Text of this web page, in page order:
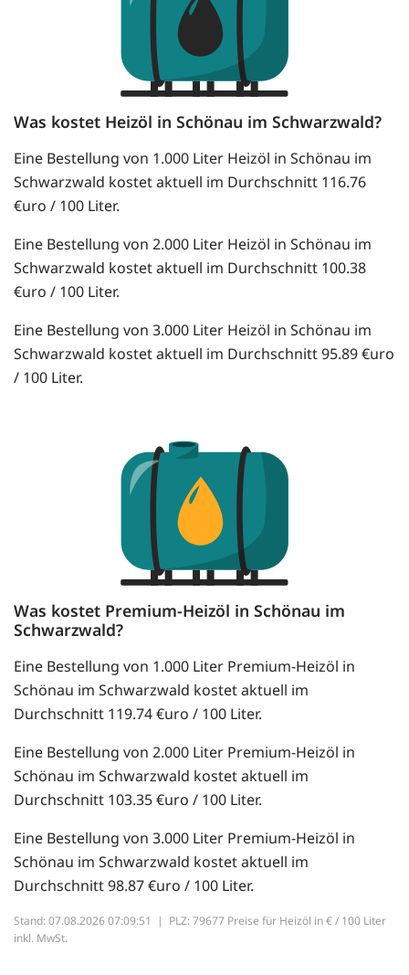
Was kostet Heizöl in Schönau im Schwarzwald?
Eine Bestellung von 1.000 Liter Heizöl in Schönau im
Schwarzwald kostet aktuell im Durchschnitt 116.76
€uro / 100 Liter.
Eine Bestellung von 2.000 Liter Heizöl in Schönau im
Schwarzwald kostet aktuell im Durchschnitt 100.38
€uro / 100 Liter.
Eine Bestellung von 3.000 Liter Heizöl in Schönau im
Schwarzwald kostet aktuell im Durchschnitt 95.89 €uro
/ 100 Liter.
Was kostet Premium-Heizöl in Schönau im
Schwarzwald?
Eine Bestellung von 1.000 Liter Premium-Heizöl in
Schönau im Schwarzwald kostet aktuell im
Durchschnitt 119.74 €uro / 100 Liter.
Eine Bestellung von 2.000 Liter Premium-Heizöl in
Schönau im Schwarzwald kostet aktuell im
Durchschnitt 103.35 €uro / 100 Liter.
Eine Bestellung von 3.000 Liter Premium-Heizöl in
Schönau im Schwarzwald kostet aktuell im
Durchschnitt 98.87 €uro / 100 Liter.
Stand: 07.08.2026 07:09:51 | PLZ: 79677 Preise für Heizöl in € / 100 Liter
inkl. MwSt.